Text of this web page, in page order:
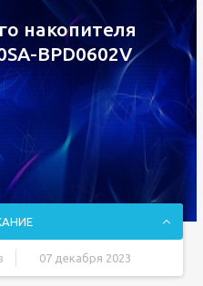
накопителя
BPD0602V
07 декабря 2023